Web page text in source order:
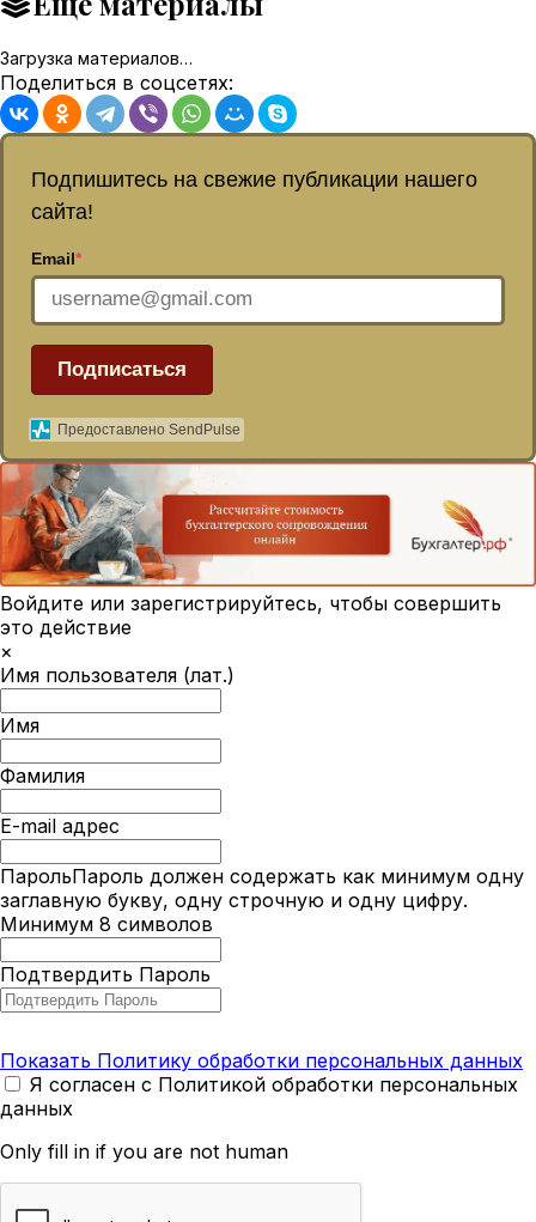
Загрузка материалов…
Поделиться в соцсетях:
Подпишитесь на свежие публикации нашего
сайта!
Email*
Подписаться
Предоставлено SendPulse
Войдите или зарегистрируйтесь, чтобы совершить
это действие
×
Имя пользователя (лат.)
Имя
Фамилия
E-mail адрес
ПарольПароль должен содержать как минимум одну
заглавную букву, одну строчную и одну цифру.
Минимум 8 символов
Подтвердить Пароль
Показать Политику обработки персональных данных
Я согласен с Политикой обработки персональных
данных
Only fill in if you are not human